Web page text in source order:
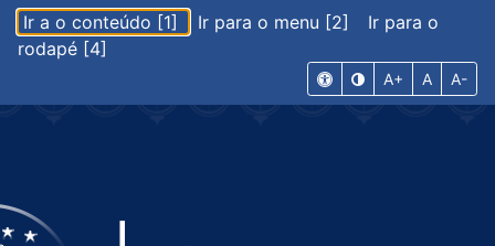
Ir a o conteúdo [1] Ir para o menu [2]
Ir para o
rodapé [4]
A+ A A-